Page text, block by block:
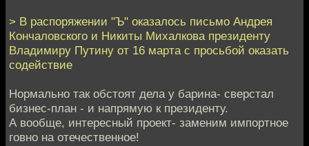
> В распоряжении "Ъ" оказалось письмо Андрея
Кончаловского и Никиты Михалкова президенту
Владимиру Путину от 16 марта с просьбой оказать
содействие
Нормально так обстоят дела у барина- сверстал
бизнес-план - и напрямую к президенту.
А вообще, интересный проект- заменим импортное
говно на отечественное!